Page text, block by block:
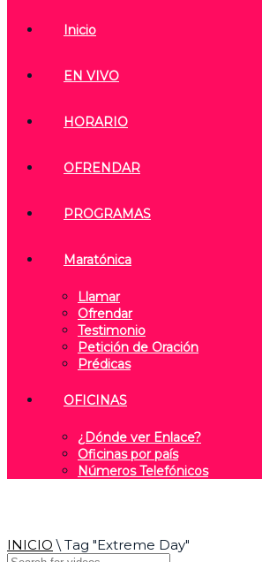
Inicio
EN VIVO
HORARIO
OFRENDAR
PROGRAMAS
Maratónica
Llamar
Ofrendar
Testimonio
Petición de Oración
Prédicas
OFICINAS
¿Dónde ver Enlace?
Oficinas por país
Números Telefónicos
INICIO \ Tag "Extreme Day"